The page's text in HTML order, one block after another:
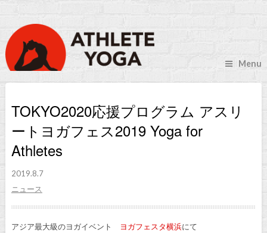
Menu
TOKYO2020応援プログラム アスリ
ートヨガフェス2019 Yoga for
Athletes
2019.8.7
ニュース
アジア最大級のヨガイベント ヨガフェスタ横浜にて